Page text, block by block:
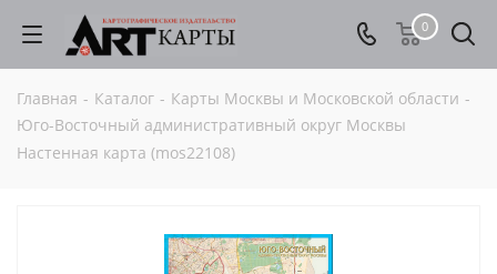
0
Главная - Каталог - Карты Москвы и Московской области -
Юго-Восточный административный округ Москвы
Настенная карта (mos22108)